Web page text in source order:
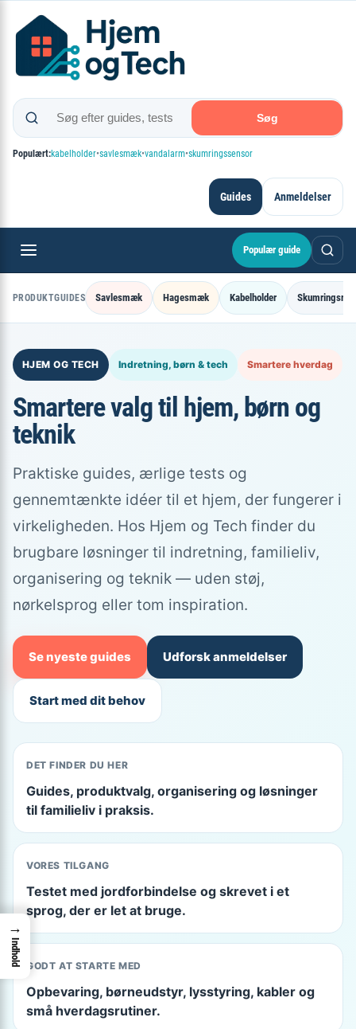
indhold
Søg
Populært:kabelholder•savlesmæk•vandalarm•skumringssensor
Guides Anmeldelser
Populær guide
PRODUKTGUIDES Savlesmæk Hagesmæk Kabelholder
HJEM OG TECH Indretning, børn & tech Smartere hverdag
Smartere valg til hjem, børn og
teknik
Praktiske guides, ærlige tests og
gennemtænkte idéer til et hjem, der fungerer i
virkeligheden. Hos Hjem og Tech finder du
brugbare løsninger til indretning, familieliv,
organisering og teknik — uden støj,
nørkelsprog eller tom inspiration.
Se nyeste guides Udforsk anmeldelser
Start med dit behov
DET FINDER DU HER
Guides, produktvalg, organisering og løsninger
til familieliv i praksis.
VORES TILGANG
Testet med jordforbindelse og skrevet i et
sprog, der er let at bruge.
GODT AT STARTE MED
Opbevaring, børneudstyr, lysstyring, kabler og
små hverdagsrutiner.
→
Indhold